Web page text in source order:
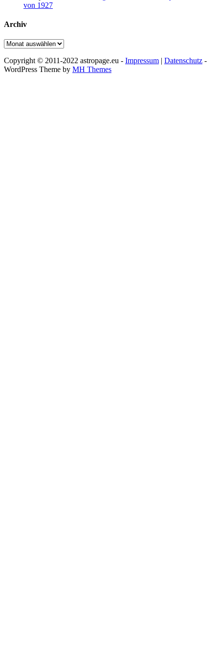
von 1927
Archiv
Archiv
Copyright © 2011-2022 astropage.eu - Impressum | Datenschutz -
WordPress Theme by MH Themes